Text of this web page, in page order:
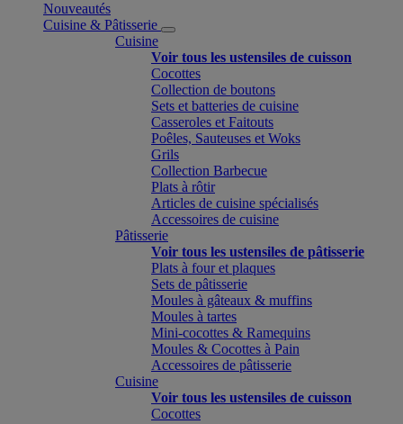
Nouveautés
Cuisine & Pâtisserie
Cuisine
Voir tous les ustensiles de cuisson
Cocottes
Collection de boutons
Sets et batteries de cuisine
Casseroles et Faitouts
Poêles, Sauteuses et Woks
Grils
Collection Barbecue
Plats à rôtir
Articles de cuisine spécialisés
Accessoires de cuisine
Pâtisserie
Voir tous les ustensiles de pâtisserie
Plats à four et plaques
Sets de pâtisserie
Moules à gâteaux & muffins
Moules à tartes
Mini-cocottes & Ramequins
Moules & Cocottes à Pain
Accessoires de pâtisserie
Cuisine
Voir tous les ustensiles de cuisson
Cocottes